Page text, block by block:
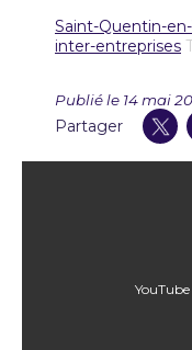
Saint-Quentin-
inter-entreprises
Publié le 14 mai
Partager